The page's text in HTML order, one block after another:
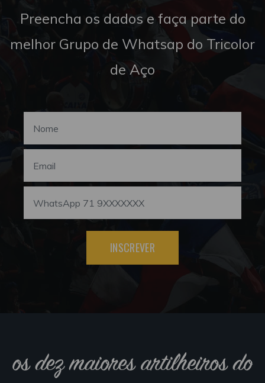
Preencha os dados e faça parte do
melhor Grupo de Whatsap do Tricolor
de Aço
INSCREVER
os dez maiores artilheiros do